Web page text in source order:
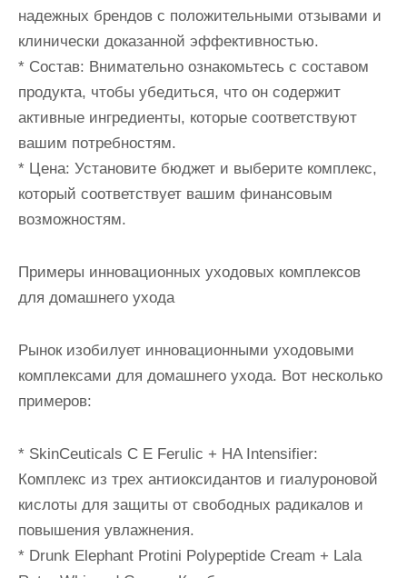
надежных брендов с положительными отзывами и
клинически доказанной эффективностью.
* Состав: Внимательно ознакомьтесь с составом
продукта, чтобы убедиться, что он содержит
активные ингредиенты, которые соответствуют
вашим потребностям.
* Цена: Установите бюджет и выберите комплекс,
который соответствует вашим финансовым
возможностям.
Примеры инновационных уходовых комплексов
для домашнего ухода
Рынок изобилует инновационными уходовыми
комплексами для домашнего ухода. Вот несколько
примеров:
* SkinCeuticals C E Ferulic + HA Intensifier:
Комплекс из трех антиоксидантов и гиалуроновой
кислоты для защиты от свободных радикалов и
повышения увлажнения.
* Drunk Elephant Protini Polypeptide Cream + Lala